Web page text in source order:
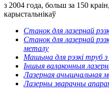
з 2004 года, больш за 150
карыстальнікаў
Станок для лазернай
Станок для лазернай
металу
Машына для рэзкі труб
Іншыя валаконныя
Лазерная ачышчальная
Лазерны зварачны